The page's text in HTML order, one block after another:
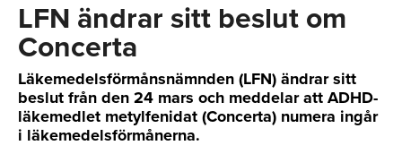
LFN ändrar sitt beslut om
Concerta
Läkemedelsförmånsnämnden (LFN) ändrar sitt
beslut från den 24 mars och meddelar att ADHD-
läkemedlet metylfenidat (Concerta) numera ingår
i läkemedelsförmånerna.